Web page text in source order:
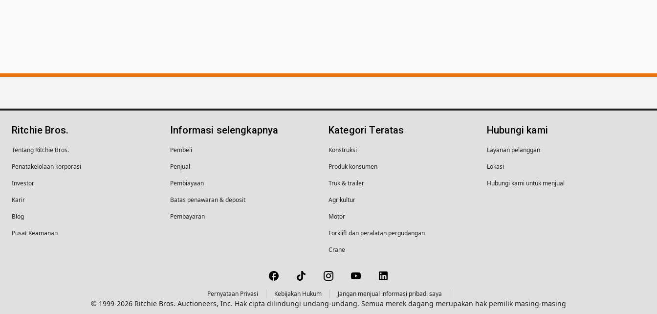
Ritchie Bros.
Tentang Ritchie Bros.
Penatakelolaan korporasi
Investor
Karir
Blog
Pusat Keamanan
Informasi selengkapnya
Pembeli
Penjual
Pembiayaan
Batas penawaran & deposit
Pembayaran
Kategori Teratas
Konstruksi
Produk konsumen
Truk & trailer
Agrikultur
Motor
Forklift dan peralatan pergudangan
Crane
Hubungi kami
Layanan pelanggan
Lokasi
Hubungi kami untuk menjual
Pernyataan Privasi Kebijakan Hukum Jangan menjual informasi pribadi saya
© 1999-2026 Ritchie Bros. Auctioneers, Inc. Hak cipta dilindungi undang-undang. Semua merek dagang merupakan hak pemilik masing-masing